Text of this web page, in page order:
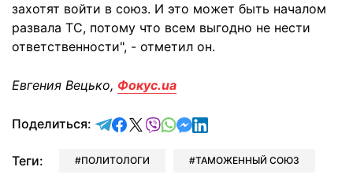
захотят войти в союз. И это может быть началом
развала ТС, потому что всем выгодно не нести
ответственности", - отметил он.
Евгения Вецько, Фокус.ua
Поделиться: отправить в Telegram
поделиться в Facebook
поделиться в X
отправить в Viber
отправить в Whatsapp
отправить в Messenger
отправить в LinkedIn
Теги: ПОЛИТОЛОГИ ТАМОЖЕННЫЙ СОЮЗ